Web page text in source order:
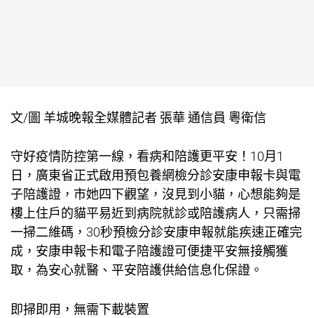
文/圖 羊城晚報全媒體記者 張華 通信員 粵衛信
守好疫情防控第一線，看病和陪護更平安！10月1
日，廣東省正式啟用預包養網檢分診安康申報卡與電
子陪護證，市她四下觀望，沒見到小貓，心想能夠是
樓上住戶的貓平易近到病院就診或陪護病人，只需掃
一掃二維碼，30秒預檢分診安康申報就能疾速正確完
成，安康申報卡和電子陪護證可便捷平安無接觸獲
取，為安心就醫、平安陪護供給信息化保證。
即掃即用，無需下載裝置